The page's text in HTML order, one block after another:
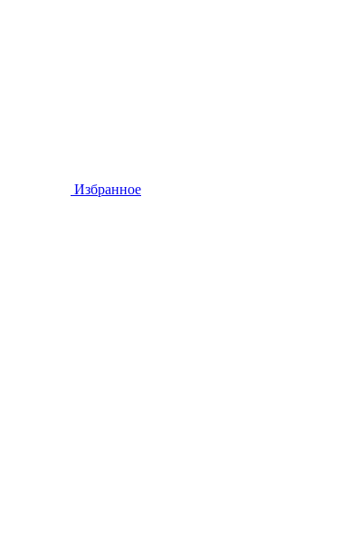
Избранное